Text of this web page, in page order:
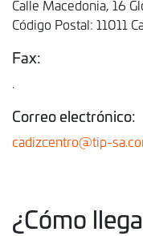
Calle Macedonia, 16
Código Postal: 11011
Fax:
.
Correo electrónico:
cadizcentro@tip-
¿Cómo